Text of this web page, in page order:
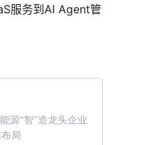
服务到AI Agent管
源“智”造龙头企业
局